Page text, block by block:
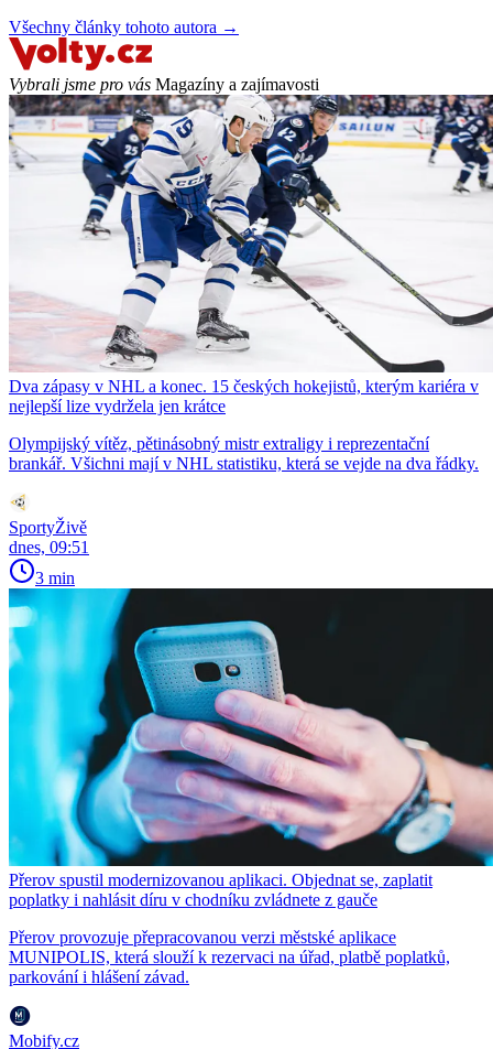
Všechny články tohoto autora →
Vybrali jsme pro vás Magazíny a zajímavosti
Dva zápasy v NHL a konec. 15 českých hokejistů, kterým kariéra v
nejlepší lize vydržela jen krátce
Olympijský vítěz, pětinásobný mistr extraligy i reprezentační
brankář. Všichni mají v NHL statistiku, která se vejde na dva řádky.
SportyŽivě
dnes, 09:51
3 min
Přerov spustil modernizovanou aplikaci. Objednat se, zaplatit
poplatky i nahlásit díru v chodníku zvládnete z gauče
Přerov provozuje přepracovanou verzi městské aplikace
MUNIPOLIS, která slouží k rezervaci na úřad, platbě poplatků,
parkování i hlášení závad.
Mobify.cz